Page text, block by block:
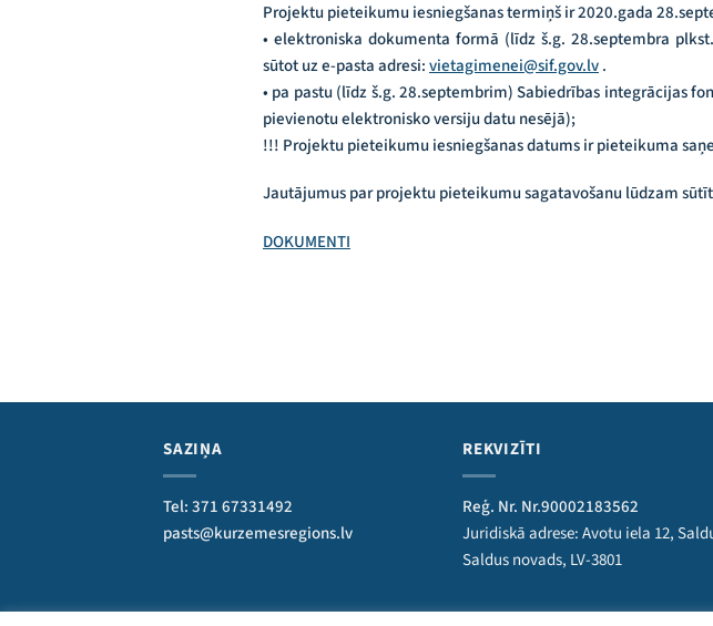
Projektu pieteikumu iesniegšanas termiņš ir 2020.gada
• elektroniska dokumenta formā (līdz š.g. 28.septembra
sūtot uz e-pasta adresi:vietagimenei@sif.gov.lv.
• pa pastu (līdz š.g. 28.septembrim) Sabiedrības integrācijas
pievienotu elektronisko versiju datu nesējā);
!!! Projektu pieteikumu iesniegšanas datums ir pieteikuma
Jautājumus par projektu pieteikumu sagatavošanu lūdzam
DOKUMENTI
SAZIŅA
Tel: 371 67331492
pasts@kurzemesregions.lv
REKVIZĪTI
Reģ. Nr. Nr.90002183562
Juridiskā adrese: Avotu iela 12,
Saldus novads, LV-3801